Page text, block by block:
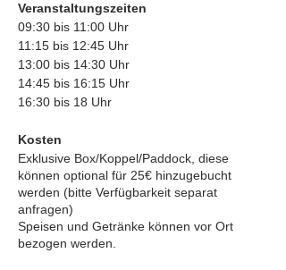
Veranstaltungszeiten
09:30 bis 11:00 Uhr
11:15 bis 12:45 Uhr
13:00 bis 14:30 Uhr
14:45 bis 16:15 Uhr
16:30 bis 18 Uhr
Kosten
Exklusive Box/Koppel/Paddock, diese
können optional für 25€ hinzugebucht
werden (bitte Verfügbarkeit separat
anfragen)
Speisen und Getränke können vor Ort
bezogen werden.